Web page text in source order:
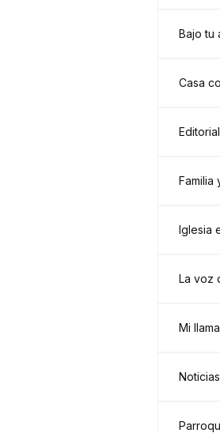
Bajo tu
Casa
Editorial
Familia
Iglesia
La voz
Mi
Noticias